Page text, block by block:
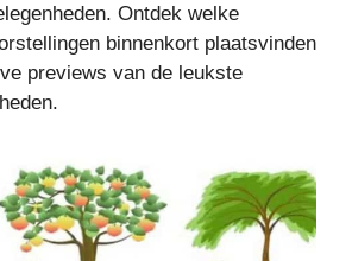
Ontdek welke
binnenkort plaatsvinden
previews van de leukste